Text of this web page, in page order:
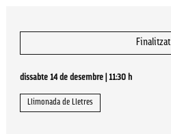
Finalitzat
dissabte 14 de desembre 11:30 h
Llimonada de Lletres